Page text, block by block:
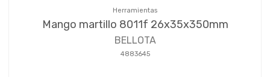
Herramientas
Mango martillo 8011f 26x35x350mm
BELLOTA
4883645